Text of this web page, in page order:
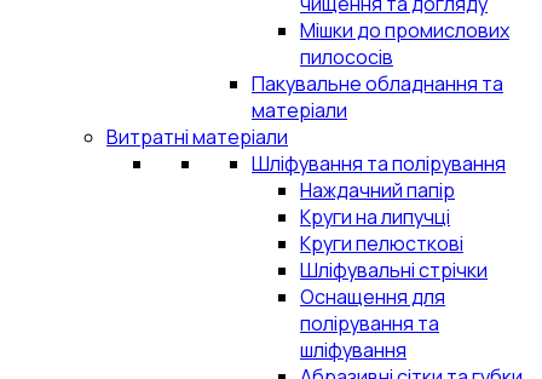
Мішки до промислових
пилососів
Пакувальне обладнання та
матеріали
Витратні матеріали
Шліфування та полірування
Наждачний папір
Круги на липучці
Круги пелюсткові
Шліфувальні стрічки
Оснащення для
полірування та
шліфування